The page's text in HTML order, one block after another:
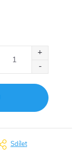
Sdílet